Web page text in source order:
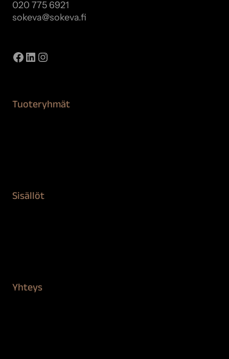
020 775 6921
sokeva@sokeva.fi
Facebook
LinkedIn
Instagram
Tuoteryhmät
Sisällöt
Yhteys